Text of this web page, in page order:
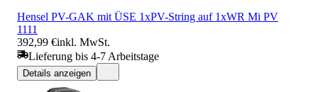
Hensel PV-GAK mit ÜSE 1xPV-String auf 1xWR Mi PV
1111
392,99 €inkl. MwSt.
Lieferung bis 4-7 Arbeitstage
Details anzeigen